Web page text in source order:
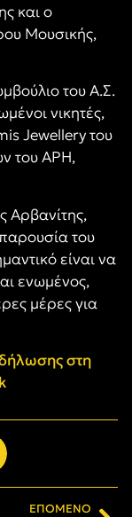
και ο
Μουσικής,
του Α.Σ.
νικητές,
Jewellery του
του ΑΡΗ,
Αρβανίτης,
του
είναι να
ενωμένος,
μέρες για
στη
ΕΠΌΜΕΝΟ